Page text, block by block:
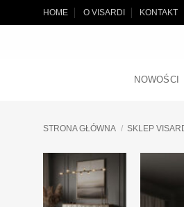
do
HOME O VISARDI KONTAKT
NOWOŚCI
STRONA GŁÓWNA / SKLEP